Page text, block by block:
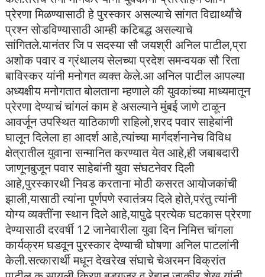
प्रेरणा मिळण्यासाठी हे पुरस्कार असल्याचे सांगत विद्यार्थ्यांचे
प्रश्न सोडविण्यासाठी आम्ही कटिबद्ध असल्याचे
सांगितले.यानंतर जि प सदस्या सौ जयश्री अनिल पाटील,प्रा
अशोक पवार व ग्रंथालय सेलच्या प्रदेश समन्वयक सौ रिता
बाविस्कर यांनी मनोगत व्यक्त केले.आ अनिल पाटील आपल्या
अध्यक्षीय मनोगतात बोलताना म्हणाले की युवकांच्या माध्यमातून
प्रेरणा देण्याचं चांगलं काम हे असल्याने मुंबई जाणे टाळून
आवर्जून उपस्थित याठिकाणी राहिलो,शरद पवार साहेबांनी
घालून दिलेला हा आदर्श आहे,त्यांच्या मार्गदर्शनानेच विविध
क्षेत्रातील युवाना सन्मानित करण्यात येत आहे,ही जबाबदारी
जाणूनबुजून पवार साहेबांनी युवा संघटनेवर दिली
आहे,पुरस्कारथी निवड करताना मोठी कसरत आयोजकांची
झाली,यासाठी त्यांना पूर्णपणे स्वातंत्र्य दिले होते,परंतु त्यांनी
योग्य व्यक्तींना स्थान दिले आहे,यापुढे प्रत्येक घटकास प्रेरणा
देण्यासाठी दरवर्षी 12 जानेवारीला युवा दिन निमित्त चांगला
कार्यक्रम घडवून पुरस्कार देण्याची घोषणा अनिल पाटलांनी
केली.सत्कारार्थी मधून देखरेख संघाचे चेअरमन विक्रांत